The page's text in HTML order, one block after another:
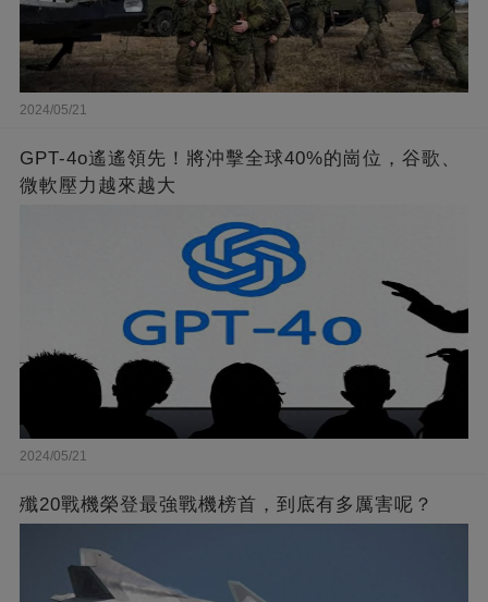
2024/05/21
GPT-4o遙遙領先！將沖擊全球40%的崗位，谷歌、
微軟壓力越來越大
2024/05/21
殲20戰機榮登最強戰機榜首，到底有多厲害呢？